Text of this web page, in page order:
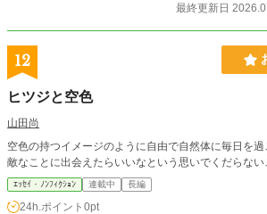
最終更新日
12
ヒツジと空色
山田尚
空色の持つイメージのように自由で自然体に毎日を
敵なことに出会えたらいいなという思いでくだらない
ｴｯｾｲ・ﾉﾝﾌｨｸｼｮﾝ 連載中 長編
24h.ポイント 0pt